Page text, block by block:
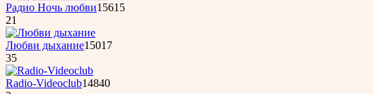
Радио Ночь любви15615
21
Любви дыхание15017
35
Radio-Videoclub14840